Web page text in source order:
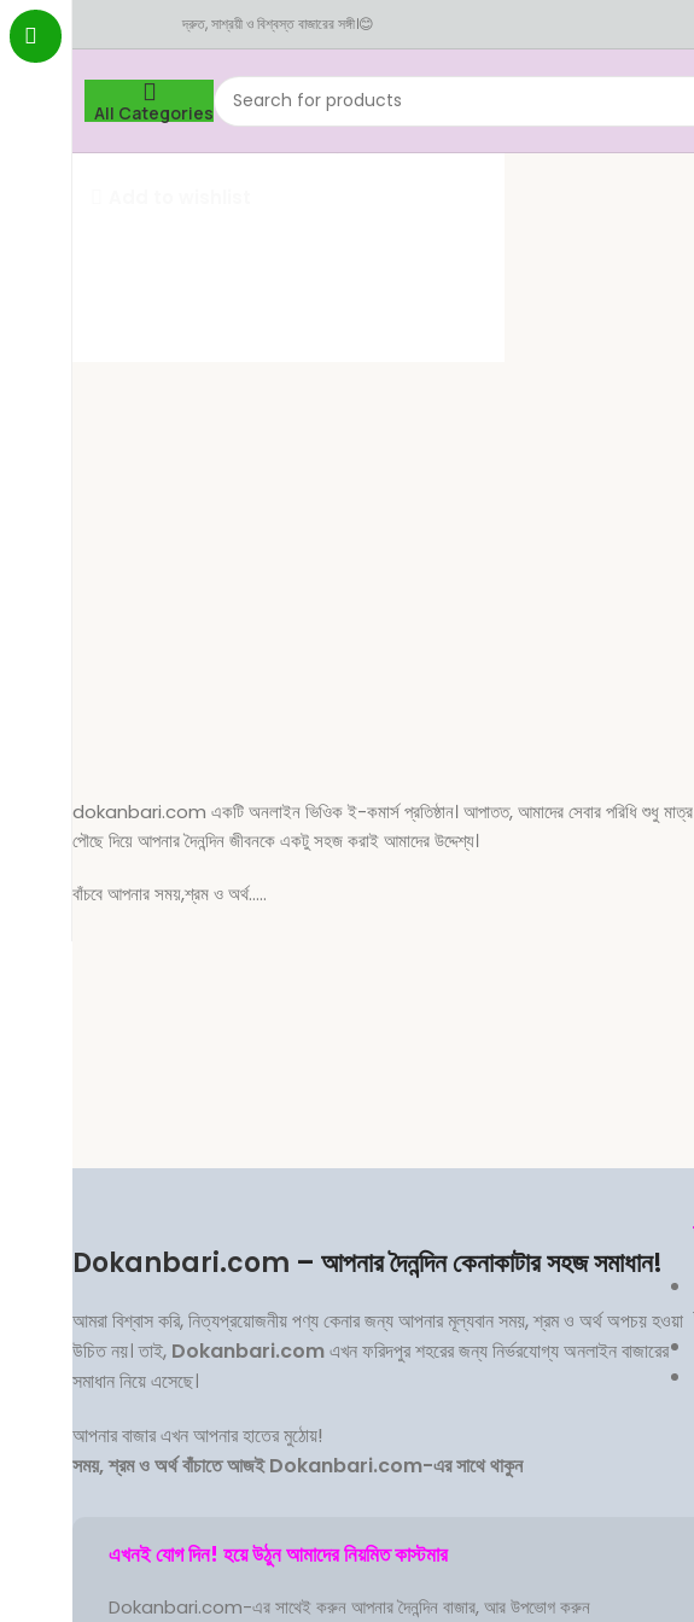
দ্রুত, সাশ্রয়ী ও বিশ্বস্ত বাজারের সঙ্গী।😊
All Categories
dokanbari.com একটি অনলাইন ভিওিক ই-কমার্স প্রতিষ্ঠান। আপাতত, আমাদের সেবার পরিধি শুধু
পৌছে দিয়ে আপনার দৈনন্দিন জীবনকে একটু সহজ করাই আমাদের উদ্দেশ্য।
বাঁচবে আপনার সময়,শ্রম ও অর্থ…..
Dokanbari.com – আপনার দৈনন্দিন কেনাকাটার সহজ সমাধান!
আমরা বিশ্বাস করি, নিত্যপ্রয়োজনীয় পণ্য কেনার জন্য আপনার মূল্যবান সময়, শ্রম ও অর্থ অপচয় হওয়া
উচিত নয়। তাই, Dokanbari.comএখন ফরিদপুর শহরের জন্য নির্ভরযোগ্য অনলাইন বাজারের
সমাধান নিয়ে এসেছে।
আপনার বাজার এখন আপনার হাতের মুঠোয়!
সময়, শ্রম ও অর্থ বাঁচাতে আজই Dokanbari.com-এর সাথে থাকুন
এখনই যোগ দিন! হয়ে উঠুন আমাদের নিয়মিত কাস্টমার
Dokanbari.com-এর সাথেই করুন আপনার দৈনন্দিন বাজার, আর উপভোগ করুন